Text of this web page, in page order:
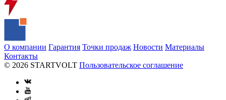
О компании Гарантия Точки продаж Новости Материалы
Контакты
© 2026 STARTVOLT Пользовательское соглашение